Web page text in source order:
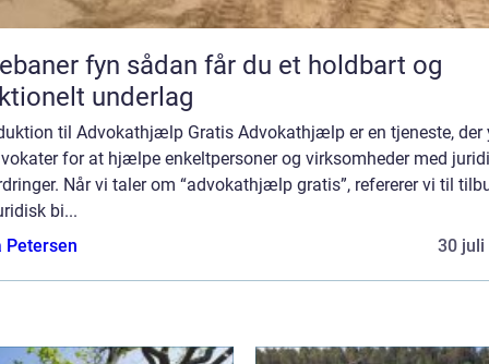
sådan får du et holdbart og
underlag
til Advokathjælp Gratis Advokathjælp er en tjeneste, der
for at hjælpe enkeltpersoner og virksomheder med
Når vi taler om “advokathjælp gratis”, refererer vi til
bi...
Petersen
30 juli